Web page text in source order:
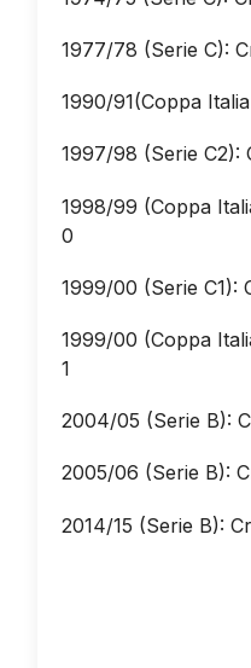
1977/78 (Serie C):
1990/91(Coppa
1997/98 (Serie C2):
1998/99 (Coppa
0
1999/00 (Serie C1):
1999/00 (Coppa
1
2004/05 (Serie B):
2005/06 (Serie B):
2014/15 (Serie B):